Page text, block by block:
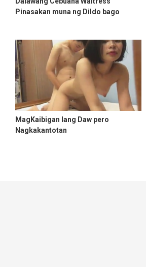
Pinasakan muna ng Dildo bago
MagKaibigan lang Daw pero
Nagkakantotan